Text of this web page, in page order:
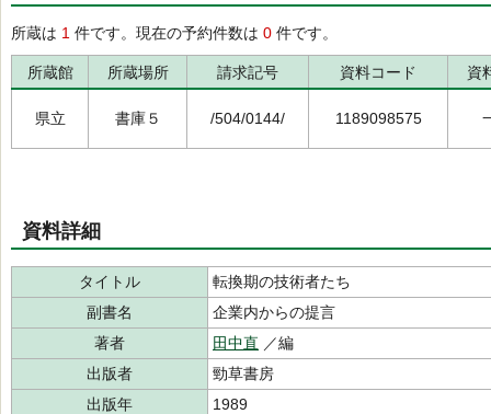
所蔵は 1 件です。現在の予約件数は 0 件です。
所蔵館 所蔵場所 請求記号 資料コード 資
県立 書庫５ /504/0144/ 1189098575
資料詳細
タイトル
転換期の技術者たち
副書名
企業内からの提言
著者
田中直 ／編
出版者
勁草書房
出版年
1989